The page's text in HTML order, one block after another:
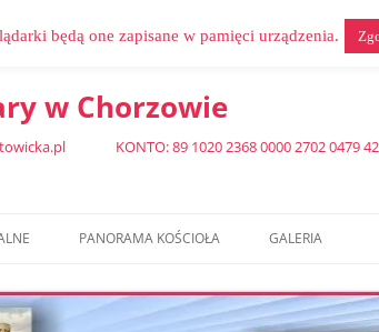
w Chorzowie
KONTO: 89 1020 2368 0000 2702 0479
PANORAMA KOŚCIOŁA GALERIA
będą one zapisane w pamięci urządzenia.